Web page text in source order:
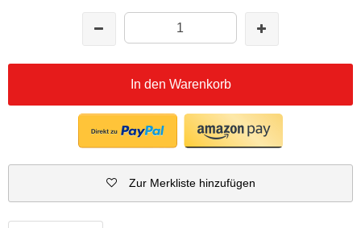
In den Warenkorb
Zur Merkliste hinzufügen